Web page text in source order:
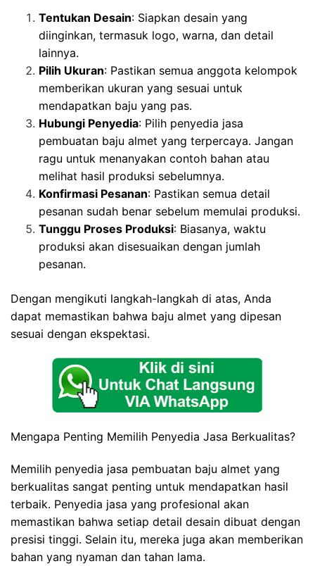
Tentukan Desain: Siapkan desain yang
diinginkan, termasuk logo, warna, dan detail
lainnya.
Pilih Ukuran: Pastikan semua anggota kelompok
memberikan ukuran yang sesuai untuk
mendapatkan baju yang pas.
Hubungi Penyedia: Pilih penyedia jasa
pembuatan baju almet yang terpercaya. Jangan
ragu untuk menanyakan contoh bahan atau
melihat hasil produksi sebelumnya.
Konfirmasi Pesanan: Pastikan semua detail
pesanan sudah benar sebelum memulai produksi.
Tunggu Proses Produksi: Biasanya, waktu
produksi akan disesuaikan dengan jumlah
pesanan.
Dengan mengikuti langkah-langkah di atas, Anda
dapat memastikan bahwa baju almet yang dipesan
sesuai dengan ekspektasi.
Mengapa Penting Memilih Penyedia Jasa Berkualitas?
Memilih penyedia jasa pembuatan baju almet yang
berkualitas sangat penting untuk mendapatkan hasil
terbaik. Penyedia jasa yang profesional akan
memastikan bahwa setiap detail desain dibuat dengan
presisi tinggi. Selain itu, mereka juga akan memberikan
bahan yang nyaman dan tahan lama.